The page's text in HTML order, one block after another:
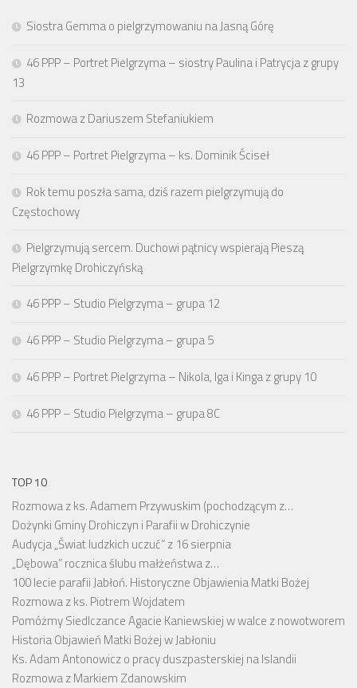
Siostra Gemma o pielgrzymowaniu na Jasną Górę
46 PPP – Portret Pielgrzyma – siostry Paulina i Patrycja z grupy
13
Rozmowa z Dariuszem Stefaniukiem
46 PPP – Portret Pielgrzyma – ks. Dominik Ściseł
Rok temu poszła sama, dziś razem pielgrzymują do
Częstochowy
Pielgrzymują sercem. Duchowi pątnicy wspierają Pieszą
Pielgrzymkę Drohiczyńską
46 PPP – Studio Pielgrzyma – grupa 12
46 PPP – Studio Pielgrzyma – grupa 5
46 PPP – Portret Pielgrzyma – Nikola, Iga i Kinga z grupy 10
46 PPP – Studio Pielgrzyma – grupa 8C
TOP 10
Rozmowa z ks. Adamem Przywuskim (pochodzącym z…
Dożynki Gminy Drohiczyn i Parafii w Drohiczynie
Audycja „Świat ludzkich uczuć” z 16 sierpnia
„Dębowa” rocznica ślubu małżeństwa z…
100 lecie parafii Jabłoń. Historyczne Objawienia Matki Bożej
Rozmowa z ks. Piotrem Wojdatem
Pomóżmy Siedlczance Agacie Kaniewskiej w walce z nowotworem
Historia Objawień Matki Bożej w Jabłoniu
Ks. Adam Antonowicz o pracy duszpasterskiej na Islandii
Rozmowa z Markiem Zdanowskim